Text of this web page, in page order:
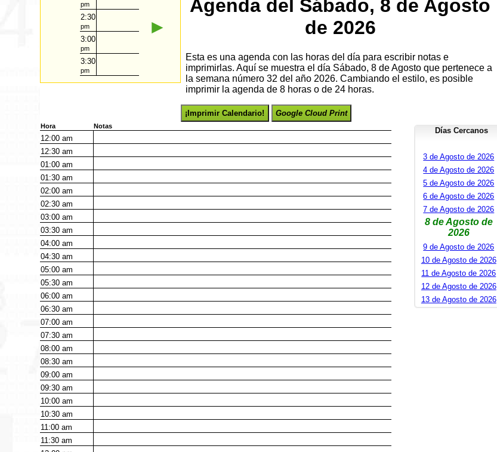
pm
2:30
pm
3:00
pm
3:30
pm
►
Agenda del Sábado, 8 de Agosto
de 2026
Esta es una agenda con las horas del día para escribir notas e
imprimirlas. Aquí se muestra el día Sábado, 8 de Agosto que pertenece a
la semana número 32 del año 2026. Cambiando el estilo, es posible
imprimir la agenda de 8 horas o de 24 horas.
¡Imprimir Calendario! Google Cloud Print
Hora Notas
12:00am
12:30am
01:00am
01:30am
02:00am
02:30am
03:00am
03:30am
04:00am
04:30am
05:00am
05:30am
06:00am
06:30am
07:00am
07:30am
08:00am
08:30am
09:00am
09:30am
10:00am
10:30am
11:00am
11:30am
Días Cercanos
3 de Agosto de 2026
4 de Agosto de 2026
5 de Agosto de 2026
6 de Agosto de 2026
7 de Agosto de 2026
8 de Agosto de
2026
9 de Agosto de 2026
10 de Agosto de 2026
11 de Agosto de 2026
12 de Agosto de 2026
13 de Agosto de 2026